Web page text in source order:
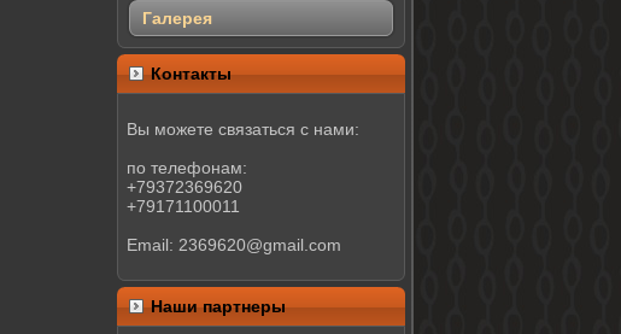
Галерея
Контакты
Вы можете связаться с нами:
по телефонам:
+79372369620
+79171100011
Email: 2369620@gmail.com
Наши партнеры